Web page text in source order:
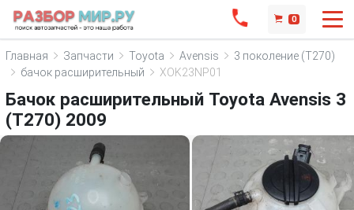
0
Главная Запчасти Toyota Avensis
3 поколение (T270)
бачок расширительный
XOK23NP01
Бачок расширительный Toyota Avensis 3
(T270) 2009